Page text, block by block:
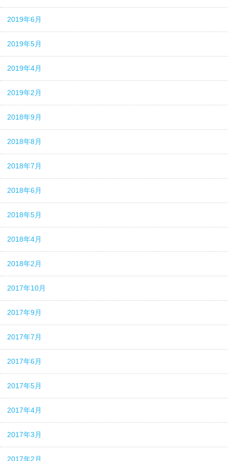
2019年6月
2019年5月
2019年4月
2019年2月
2018年9月
2018年8月
2018年7月
2018年6月
2018年5月
2018年4月
2018年2月
2017年10月
2017年9月
2017年7月
2017年6月
2017年5月
2017年4月
2017年3月
2017年2月